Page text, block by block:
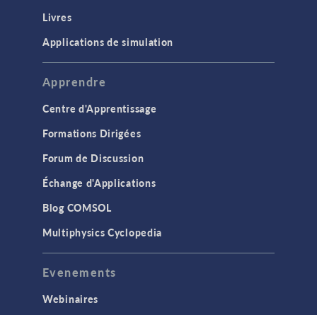
Livres
Applications de simulation
Apprendre
Centre d'Apprentissage
Formations Dirigées
Forum de Discussion
Échange d'Applications
Blog COMSOL
Multiphysics Cyclopedia
Evenements
Webinaires